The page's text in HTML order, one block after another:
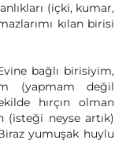
(içki, kumar,
kılan birisi
bağlı birisiyim,
(yapmam değil
hırçın olman
(isteği neyse artık)
yumuşak huylu